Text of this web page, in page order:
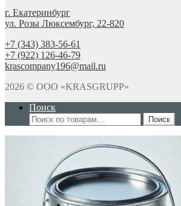
г. Екатеринбург
ул. Розы Люксембург, 22-820
+7 (343) 383-56-61
+7 (922) 126-46-79
krascompany196@mail.ru
2026 © ООО «KRASGRUPP»
Поиск
Искать:
Поиск